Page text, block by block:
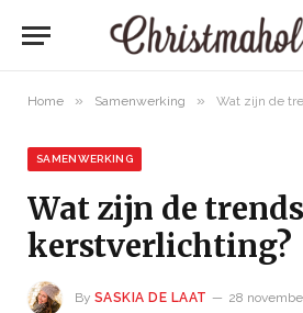
Home » Samenwerking » Wat zijn de
SAMENWERKING
Wat zijn de
kerstverlichting?
By SASKIA DE LAAT
28